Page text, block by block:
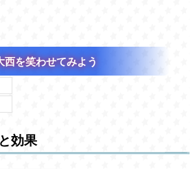
西を笑わせてみよう
効果